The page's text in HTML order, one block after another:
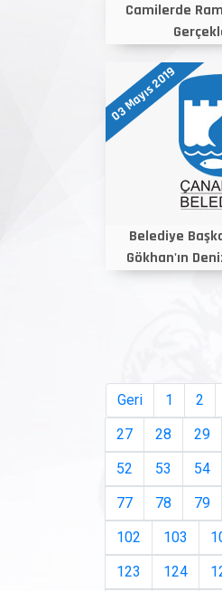
Camilerde
03 Mayıs 2019
Belediye
Gökhan'ın
Geri 1 2
27
28 29
52
53 54
77
78 79
102
103
123
124